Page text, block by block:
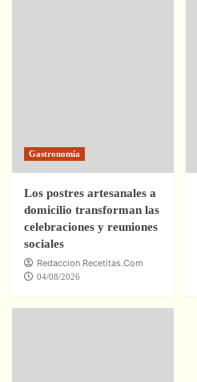
Gastronomía
Los postres artesanales a
domicilio transforman las
celebraciones y reuniones
sociales
Redaccion Recetitas.Com
04/08/2026